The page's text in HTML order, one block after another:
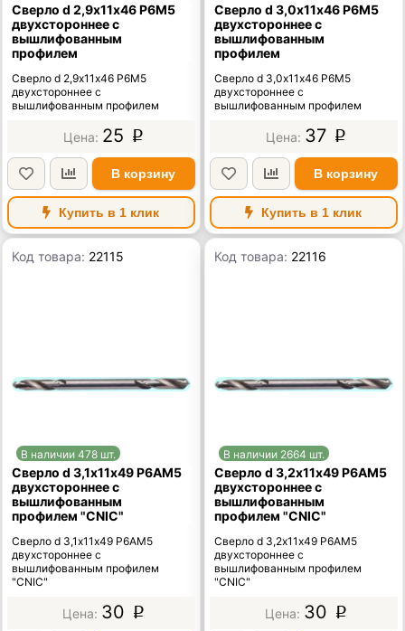
Сверло d 2,9х11х46 Р6М5
двухстороннее с
вышлифованным
профилем
Сверло d 2,9х11х46 Р6М5
двухстороннее с
вышлифованным профилем
25 p
В корзину
Купить в 1 клик
Сверло d 3,0х11х46 Р6М5
двухстороннее с
вышлифованным
профилем
Сверло d 3,0х11х46 Р6М5
двухстороннее с
вышлифованным профилем
37 p
В корзину
Купить в 1 клик
Код товара: 22115
В наличии 478 шт.
Сверло d 3,1х11х49 Р6АМ5
двухстороннее с
вышлифованным
профилем "CNIC"
Сверло d 3,1х11х49 Р6АМ5
двухстороннее с
вышлифованным профилем
"CNIC"
30 p
Код товара: 22116
В наличии 2664 шт.
Сверло d 3,2х11х49 Р6АМ5
двухстороннее с
вышлифованным
профилем "CNIC"
Сверло d 3,2х11х49 Р6АМ5
двухстороннее с
вышлифованным профилем
"CNIC"
30 p